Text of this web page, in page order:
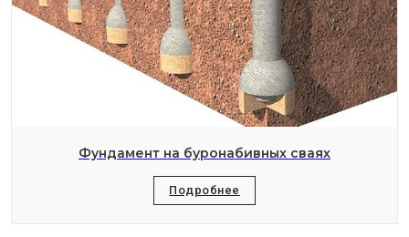
Фундамент на буронабивных сваях
Подробнее